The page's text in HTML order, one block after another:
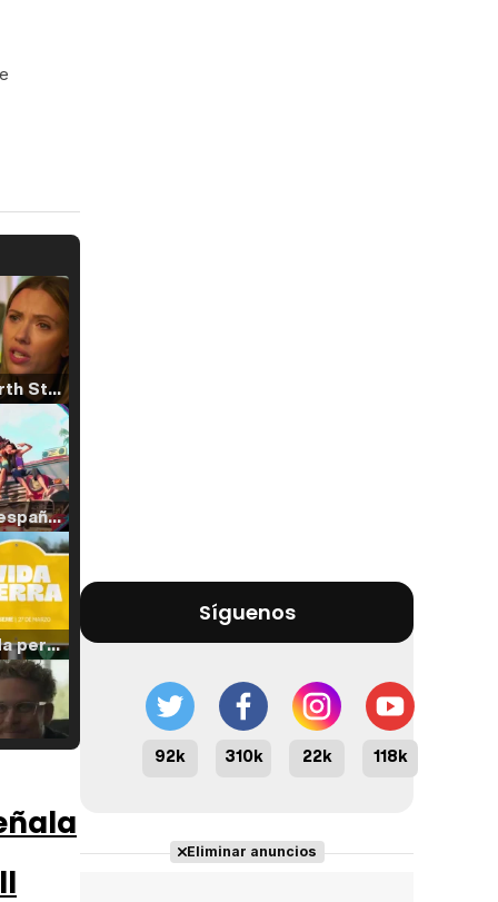
Tráiler 'North Star' (2023)
Tráiler en español de 'La isla olvidada'
Tráiler 'Vida perra' (2026)
Síguenos
92k 310k 22k 118k
Eliminar anuncios